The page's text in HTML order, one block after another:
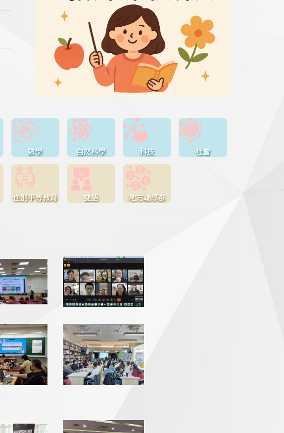
數學 自然科學 科技 社會
性別平等教育 雙語 地方輔導群